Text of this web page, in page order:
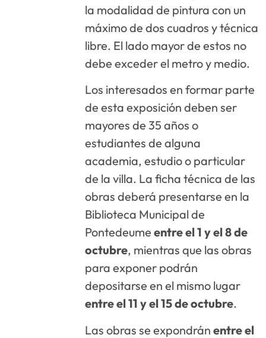
la modalidad de pintura con un
máximo de dos cuadros y técnica
libre. El lado mayor de estos no
debe exceder el metro y medio.
Los interesados en formar parte
de esta exposición deben ser
mayores de 35 años o
estudiantes de alguna
academia, estudio o particular
de la villa. La ficha técnica de las
obras deberá presentarse en la
Biblioteca Municipal de
Pontedeumeentre el 1 y el 8 de
octubre, mientras que las obras
para exponer podrán
depositarse en el mismo lugar
entre el 11 y el 15 de octubre.
Las obras se expondránentre el